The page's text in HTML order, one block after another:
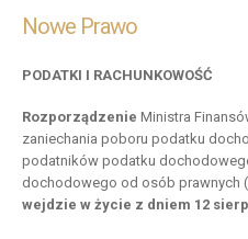
Nowe Prawo
PODATKI I RACHUNKOWOŚĆ
Rozporządzenie Ministra
zaniechania poboru podatku
podatników podatku
dochodowego od osób prawnych
wejdzie w życie z dniem 12